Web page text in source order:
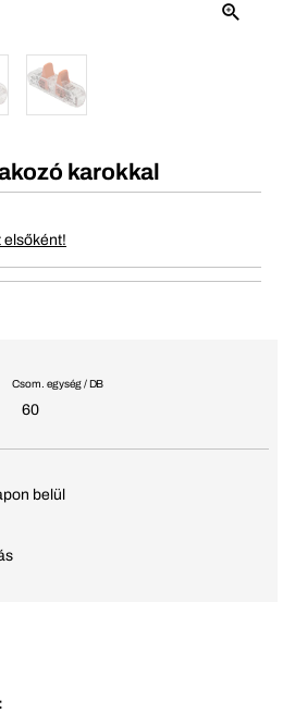
karokkal
elsőként!
Csom. egység / DB
60
belül